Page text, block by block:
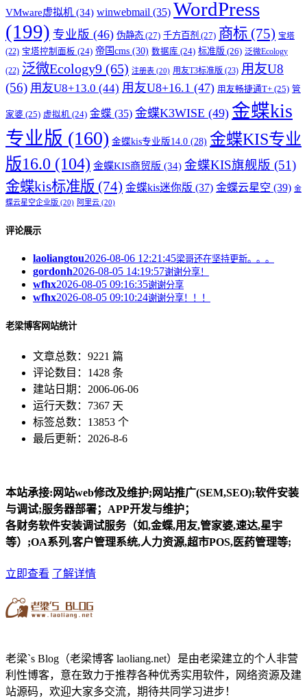
VMware虚拟机 (34) winwebmail (35) WordPress
(199) 专业版 (46) 伪静态 (27) 千方百剂 (27) 商标 (75) 宝塔
(22) 宝塔控制面板 (24) 帝国cms (30) 数据库 (24) 标准版 (26) 泛微Ecology
(22) 泛微Ecology9 (65) 注册表 (20) 用友T3标准版 (23) 用友U8
(56) 用友U8+13.0 (44) 用友U8+16.1 (47) 用友畅捷通T+ (25) 管
家婆 (25) 虚拟机 (24) 金蝶 (35) 金蝶K3WISE (49) 金蝶kis
专业版 (160) 金蝶kis专业版14.0 (28) 金蝶KIS专业
版16.0 (104) 金蝶KIS商贸版 (34) 金蝶KIS旗舰版 (51)
金蝶kis标准版 (74) 金蝶kis迷你版 (37) 金蝶云星空 (39) 金
蝶云星空企业版 (20) 阿里云 (20)
评论展示
laoliangtou2026-08-06 12:21:45梁哥还在坚持更新。。。
gordonh2026-08-05 14:19:57谢谢分享！
wfhx2026-08-05 09:16:35谢谢分享
wfhx2026-08-05 09:10:24谢谢分享！！！
老梁博客网站统计
文章总数：9221 篇
评论数目：1428 条
建站日期：2006-06-06
运行天数：7367 天
标签总数：13853 个
最后更新：2026-8-6
本站承接:网站web修改及维护;网站推广(SEM,SEO);软件安装
与调试;服务器部署；APP开发与维护；
各财务软件安装调试服务（如,金蝶,用友,管家婆,速达,星宇
等）;OA系列,客户管理系统,人力资源,超市POS,医药管理等;
立即查看 了解详情
老梁`s Blog（老梁博客 laoliang.net）是由老梁建立的个人非营
利性博客，意在致力于推荐各种优秀实用软件，网络资源及建
站源码，欢迎大家多交流，期待共同学习进步！